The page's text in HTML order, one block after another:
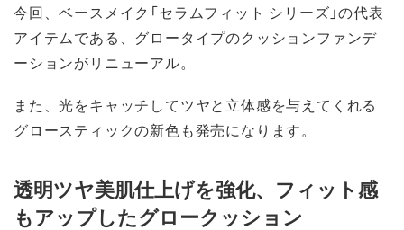
今回、ベースメイク「セラムフィット シリーズ」の代表
アイテムである、グロータイプのクッションファンデ
ーションがリニューアル。
また、光をキャッチしてツヤと立体感を与えてくれる
グロースティックの新色も発売になります。
透明ツヤ美肌仕上げを強化、フィット感
もアップしたグロークッション